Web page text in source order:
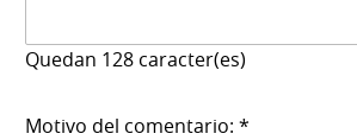
Quedan 128 caracter(es)
Motivo del comentario: *